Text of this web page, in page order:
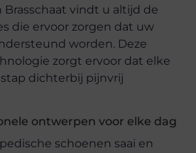
vindt u altijd de
die ervoor zorgen dat uw
worden. Deze
zorgt ervoor dat elke
dichterbij pijnvrij
ontwerpen voor elke dag
schoenen saai en